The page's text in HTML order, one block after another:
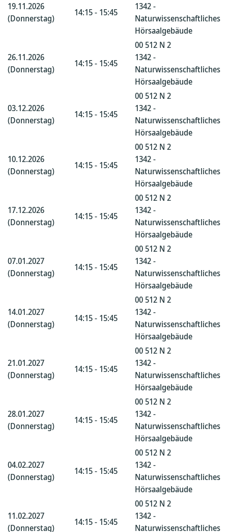
19.11.2026
(Donnerstag)
14:15 - 15:45
1342 -
Naturwissenschaftliches
Hörsaalgebäude
26.11.2026
(Donnerstag)
14:15 - 15:45
00 512 N 2
1342 -
Naturwissenschaftliches
Hörsaalgebäude
03.12.2026
(Donnerstag)
14:15 - 15:45
00 512 N 2
1342 -
Naturwissenschaftliches
Hörsaalgebäude
10.12.2026
(Donnerstag)
14:15 - 15:45
00 512 N 2
1342 -
Naturwissenschaftliches
Hörsaalgebäude
17.12.2026
(Donnerstag)
14:15 - 15:45
00 512 N 2
1342 -
Naturwissenschaftliches
Hörsaalgebäude
07.01.2027
(Donnerstag)
14:15 - 15:45
00 512 N 2
1342 -
Naturwissenschaftliches
Hörsaalgebäude
14.01.2027
(Donnerstag)
14:15 - 15:45
00 512 N 2
1342 -
Naturwissenschaftliches
Hörsaalgebäude
21.01.2027
(Donnerstag)
14:15 - 15:45
00 512 N 2
1342 -
Naturwissenschaftliches
Hörsaalgebäude
28.01.2027
(Donnerstag)
14:15 - 15:45
00 512 N 2
1342 -
Naturwissenschaftliches
Hörsaalgebäude
04.02.2027
(Donnerstag)
14:15 - 15:45
00 512 N 2
1342 -
Naturwissenschaftliches
Hörsaalgebäude
11.02.2027
(Donnerstag)
14:15 - 15:45
00 512 N 2
1342 -
Naturwissenschaftliches